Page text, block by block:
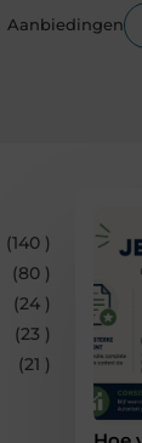
Aanbiedingen
(140 )
(80 )
(24 )
(23 )
(21 )